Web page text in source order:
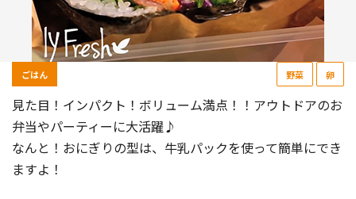
ごはん 野菜 卵
見た目！インパクト！ボリューム満点！！アウトドアのお
弁当やパーティーに大活躍♪
なんと！おにぎりの型は、牛乳パックを使って簡単にでき
ますよ！